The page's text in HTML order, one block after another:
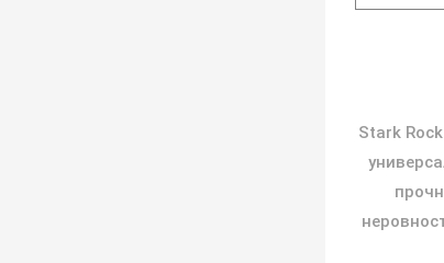
Stark